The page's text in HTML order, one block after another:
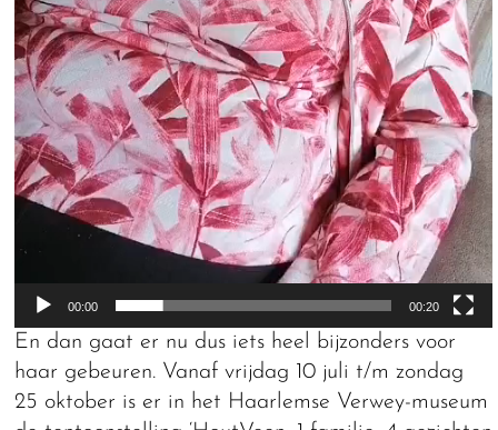
00:00 00:20
En dan gaat er nu dus iets heel bijzonders voor
haar gebeuren. Vanaf vrijdag 10 juli t/m zondag
25 oktober is er in het Haarlemse Verwey-museum